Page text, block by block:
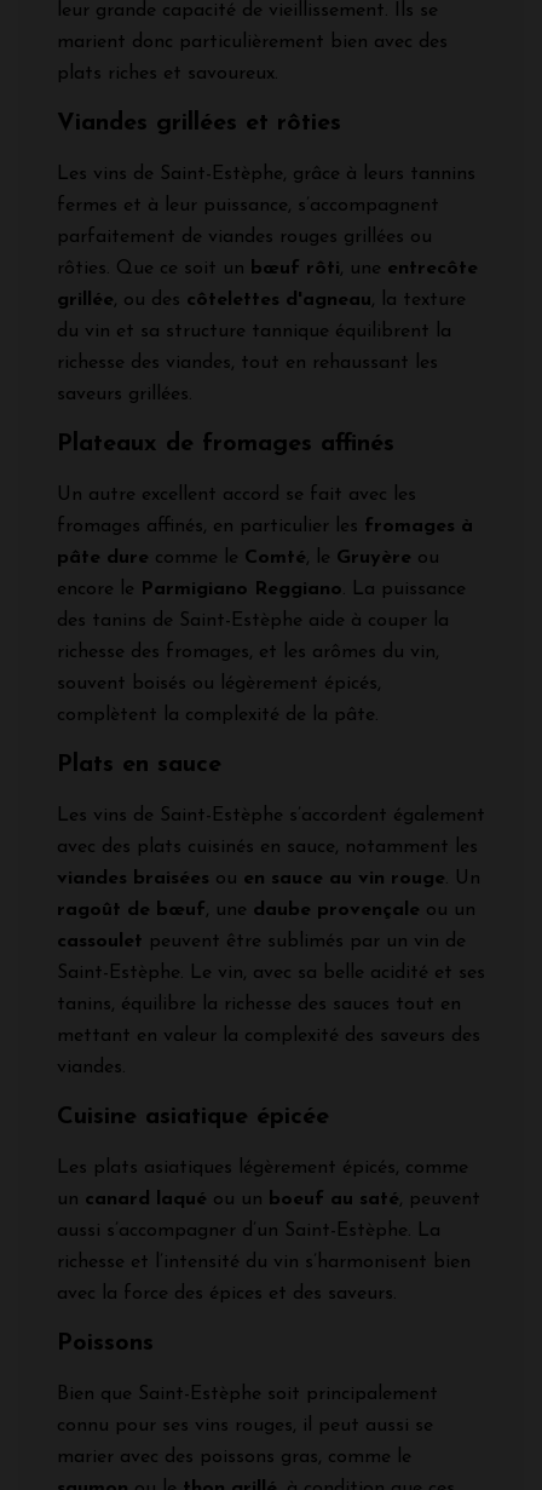
leur grande capacité de vieillissement. Ils se
marient donc particulièrement bien avec des
plats riches et savoureux.
Viandes grillées et rôties
Les vins de Saint-Estèphe, grâce à leurs tannins
fermes et à leur puissance, s’accompagnent
parfaitement de viandes rouges grillées ou
rôties. Que ce soit un
bœuf rôti, une entrecôte
grillée, ou des côtelettes d'agneau, la texture
du vin et sa structure tannique équilibrent la
richesse des viandes, tout en rehaussant les
saveurs grillées.
Plateaux de fromages affinés
Un autre excellent accord se fait avec les
fromages affinés, en particulier les fromages à
pâte dure comme le Comté, le Gruyère ou
encore le
Parmigiano Reggiano. La puissance
des tanins de Saint-Estèphe aide à couper la
richesse des fromages, et les arômes du vin,
souvent boisés ou légèrement épicés,
complètent la complexité de la pâte.
Plats en sauce
Les vins de Saint-Estèphe s’accordent également
avec des plats cuisinés en sauce, notamment les
viandes braisées ou en sauce au vin rouge. Un
ragoût de bœuf, une daube provençale ou un
cassoulet peuvent être sublimés par un vin de
Saint-Estèphe. Le vin, avec sa belle acidité et ses
tanins, équilibre la richesse des sauces tout en
mettant en valeur la complexité des saveurs des
viandes.
Cuisine asiatique épicée
Les plats asiatiques légèrement épicés, comme
un canard laqué ou un boeuf au saté, peuvent
aussi s’accompagner d’un Saint-Estèphe. La
richesse et l’intensité du vin s’harmonisent bien
avec la force des épices et des saveurs.
Poissons
Bien que Saint-Estèphe soit principalement
connu pour ses vins rouges, il peut aussi se
marier avec des poissons gras, comme le